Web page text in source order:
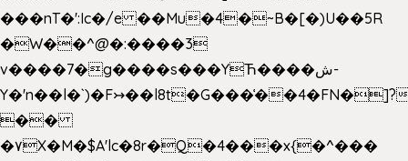
���nT�':Ic�/e ��Mu�4�~B�[�)U��5R
�W��^@�:����3
v����7�g����s���YЋ����ش-
Y�'n��l�`)�F↣��l8t�G���͑��4�FN�]?
��
�۷X�M�$A'lc�8r�Q�4���x{�^���